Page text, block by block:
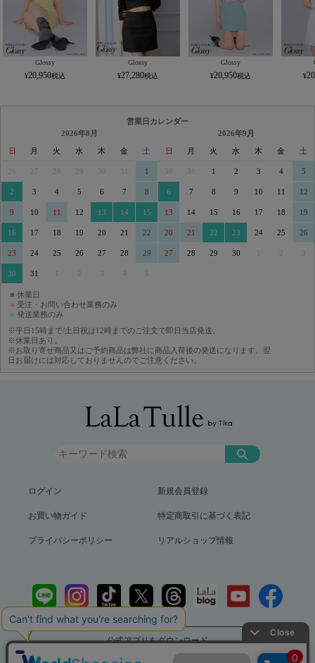
Glossy
20,950
Glossy
27,280
Glossy
20,950
営業日カレンダー
2026年8月
日 月 火 水 木 金 土
1
2 3 4 5 6 7 8
9 10 11 12 13 14 15
16 17 18 19 20 21 22
23 24 25 26 27 28 29
30 31 5
2026年9月
日 月 火 水 木 金 土
1 2 3 4 5
6 7 8 9 10 11 12
13 14 15 16 17 18 19
20 21 22 23 24 25 26
27 28 29 30
■ 休業日
■ 受注・お問い合わせ業務のみ
■ 発送業務のみ
※平日15時まで/土日祝は12時までのご注文で即日当店発送。
※休業日あり。
※お取り寄せ商品又はご予約商品は弊社に商品入荷後の発送になります。翌
日お届けには対応しておりませんのでご注意ください。
ログイン 新規会員登録
お買い物ガイド 特定商取引に基づく表記
プライバシーポリシー リアルショップ情報
公式アプリをダウンロード